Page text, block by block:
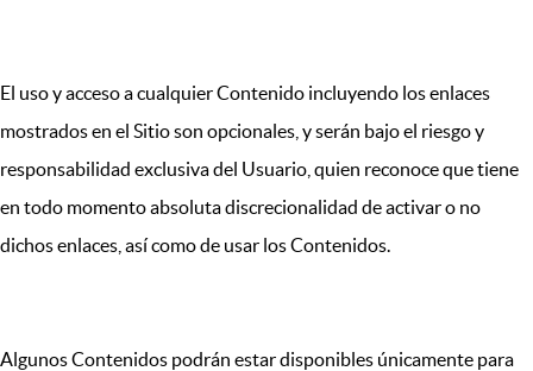
El uso y acceso a cualquier Contenido incluyendo los enlaces
mostrados en el Sitio son opcionales, y serán bajo el riesgo y
responsabilidad exclusiva del Usuario, quien reconoce que tiene
en todo momento absoluta discrecionalidad de activar o no
dichos enlaces, así como de usar los Contenidos.
Algunos Contenidos podrán estar disponibles únicamente para